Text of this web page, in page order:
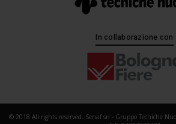
In collaborazione con
© 2018 All rights reserved. Senaf srl - Gruppo Tecniche